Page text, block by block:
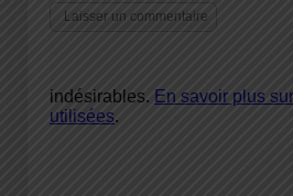
indésirables. En savoir plus
utilisées.